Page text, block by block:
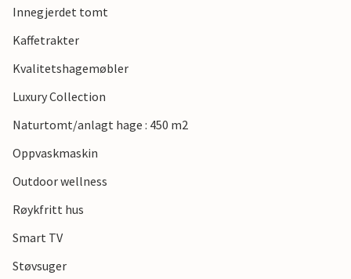
Innegjerdet tomt
Kaffetrakter
Kvalitetshagemøbler
Luxury Collection
Naturtomt/anlagt hage : 450 m2
Oppvaskmaskin
Outdoor wellness
Røykfritt hus
Smart TV
Støvsuger